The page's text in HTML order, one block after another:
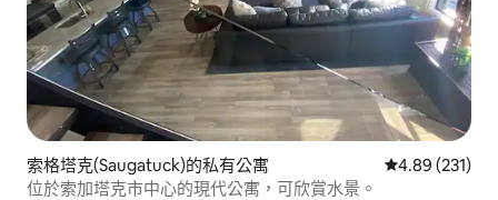
索格塔克(Saugatuck)的私有公寓 從 231 則評價
4.89 (231)
位於索加塔克市中心的現代公寓，可欣賞水景。